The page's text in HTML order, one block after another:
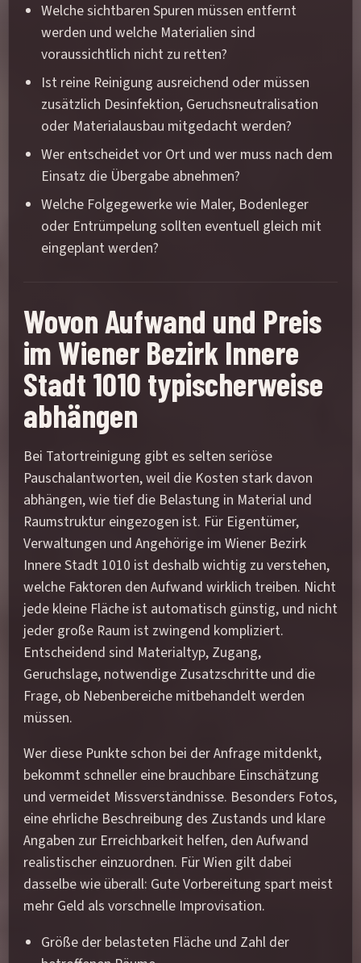
Welche sichtbaren Spuren müssen entfernt
werden und welche Materialien sind
voraussichtlich nicht zu retten?
Ist reine Reinigung ausreichend oder müssen
zusätzlich Desinfektion, Geruchsneutralisation
oder Materialausbau mitgedacht werden?
Wer entscheidet vor Ort und wer muss nach dem
Einsatz die Übergabe abnehmen?
Welche Folgegewerke wie Maler, Bodenleger
oder Entrümpelung sollten eventuell gleich mit
eingeplant werden?
Wovon Aufwand und Preis
im Wiener Bezirk Innere
Stadt 1010 typischerweise
abhängen
Bei Tatortreinigung gibt es selten seriöse
Pauschalantworten, weil die Kosten stark davon
abhängen, wie tief die Belastung in Material und
Raumstruktur eingezogen ist. Für Eigentümer,
Verwaltungen und Angehörige im Wiener Bezirk
Innere Stadt 1010 ist deshalb wichtig zu verstehen,
welche Faktoren den Aufwand wirklich treiben. Nicht
jede kleine Fläche ist automatisch günstig, und nicht
jeder große Raum ist zwingend kompliziert.
Entscheidend sind Materialtyp, Zugang,
Geruchslage, notwendige Zusatzschritte und die
Frage, ob Nebenbereiche mitbehandelt werden
müssen.
Wer diese Punkte schon bei der Anfrage mitdenkt,
bekommt schneller eine brauchbare Einschätzung
und vermeidet Missverständnisse. Besonders Fotos,
eine ehrliche Beschreibung des Zustands und klare
Angaben zur Erreichbarkeit helfen, den Aufwand
realistischer einzuordnen. Für Wien gilt dabei
dasselbe wie überall: Gute Vorbereitung spart meist
mehr Geld als vorschnelle Improvisation.
Größe der belasteten Fläche und Zahl der